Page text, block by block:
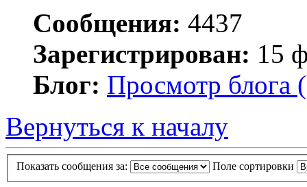
Сообщения: 4437
Зарегистрирован: 15
Блог: Просмотр блога
Вернуться к началу
Показать сообщения за: Поле сортировки